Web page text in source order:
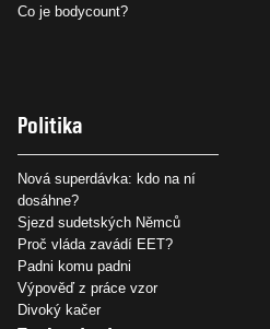
Co je bodycount?
Politika
Nová superdávka: kdo na ní
dosáhne?
Sjezd sudetských Němců
Proč vláda zavádí EET?
Padni komu padni
Výpověď z práce vzor
Divoký kačer